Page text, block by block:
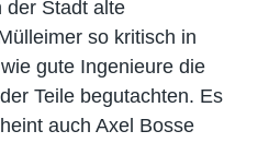
der Stadt alte
so kritisch in
gute Ingenieure die
Teile begutachten. Es
auch Axel Bosse